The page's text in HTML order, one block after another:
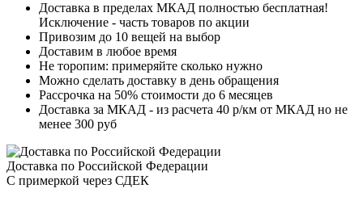
Доставка в пределах МКАД полностью бесплатная!
Исключение - часть товаров по акции
Привозим до 10 вещей на выбор
Доставим в любое время
Не торопим: примеряйте сколько нужно
Можно сделать доставку в день обращения
Рассрочка на 50% стоимости до 6 месяцев
Доставка за МКАД - из расчета 40 р/км от МКАД но не
менее 300 руб
Доставка по Российской Федерации
С примеркой через СДЕК